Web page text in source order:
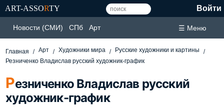
ART-ASSORTY Войти
Новости (СМИ) СПб Арт ☰ Меню
Главная Арт Художники мира
Русские художники и картины
Резниченко Владислав русский художник-график
Резниченко Владислав русский
художник-график